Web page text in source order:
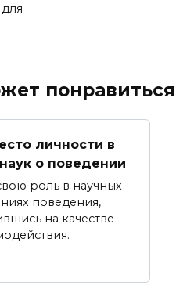
понравиться
личности в
о поведении
роль в научных
поведения,
на качестве